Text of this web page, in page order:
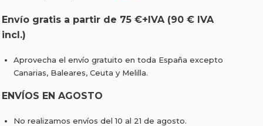
Envío gratis a partir de 75 €+IVA (90 € IVA
incl.)
Aprovecha el envío gratuito en toda España excepto
Canarias, Baleares, Ceuta y Melilla.
ENVÍOS EN AGOSTO
No realizamos envíos del 10 al 21 de agosto.